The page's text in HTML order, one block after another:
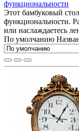
функциональности
Этот бамбуковый
функциональности.
или наслаждаетесь
По умолчанию